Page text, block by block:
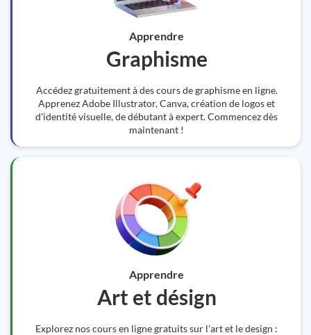
Apprendre
Graphisme
Accédez gratuitement à des cours de graphisme en ligne.
Apprenez Adobe Illustrator, Canva, création de logos et
d'identité visuelle, de débutant à expert. Commencez dès
maintenant !
Apprendre
Art et désign
Explorez nos cours en ligne gratuits sur l'art et le design :